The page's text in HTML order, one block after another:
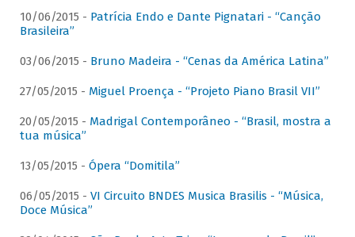
10/06/2015 - Patrícia Endo e Dante Pignatari - “Canção
Brasileira”
03/06/2015 - Bruno Madeira - “Cenas da América Latina”
27/05/2015 - Miguel Proença - “Projeto Piano Brasil VII”
20/05/2015 - Madrigal Contemporâneo - “Brasil, mostra a
tua música”
13/05/2015 - Ópera “Domitila”
06/05/2015 - VI Circuito BNDES Musica Brasilis - “Música,
Doce Música”